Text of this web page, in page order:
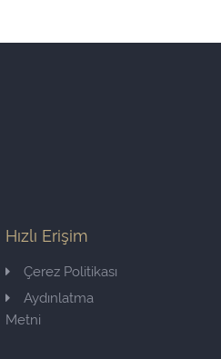
Hızlı Erişim
Çerez Politikası
Aydınlatma
Metni